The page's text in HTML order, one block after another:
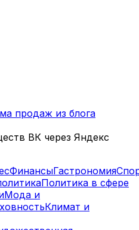
продаж из блога
ВК через Яндекс
ФинансыГастрономия
Политика в сфере
Мода и
Климат и